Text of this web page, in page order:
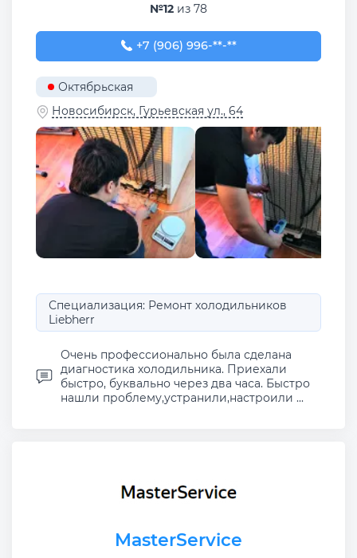
№12 из 78
+7 (906) 996-28-12
+7 (906) 996-**-**
Октябрьская
Новосибирск, Гурьевская ул., 64
Специализация: Ремонт холодильников
Liebherr
Очень профессионально была сделана
диагностика холодильника. Приехали
быстро, буквально через два часа. Быстро
нашли проблему,устранили,настроили ...
MasterService